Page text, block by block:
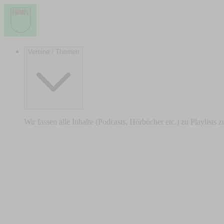
Vereine / Themen
Wir fassen alle Inhalte (Podcasts, Hörbücher etc.) zu Playlists